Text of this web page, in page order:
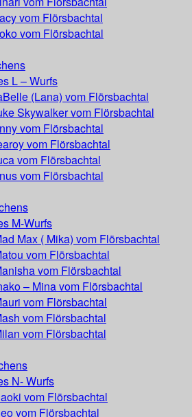
vom Flörsbachtal
vom Flörsbachtal
L – Wurfs
(Lana) vom Flörsbachtal
Skywalker vom Flörsbachtal
vom Flörsbachtal
vom Flörsbachtal
vom Flörsbachtal
vom Flörsbachtal
M-Wurfs
Max ( Mika) vom Flörsbachtal
vom Flörsbachtal
vom Flörsbachtal
– Mina vom Flörsbachtal
vom Flörsbachtal
vom Flörsbachtal
vom Flörsbachtal
N- Wurfs
vom Flörsbachtal
vom Flörsbachtal